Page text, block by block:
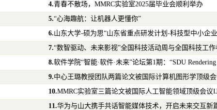
4.青春不散场，MMRC实验室2025届毕业会顺利举办
5.“心海趣航：让机器人更懂你”
6.山东大学-硕为思“山东省重点研发计划-科技型中小企
7.“数智驱动、未来影视”全国科技活动周与全国科技工
8.软件学院“智能·软件·未来”论坛第1期：“SDU
9.中心王璐教授团队两篇论文被国际计算机图形学顶级
10.MMRC实验室三篇论文被国际人工智能领域顶级会议
11.华为与山大携手共话智能媒体技术，开启未来交互新